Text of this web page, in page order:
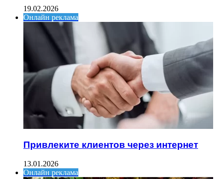
19.02.2026
Онлайн реклама
Привлеките клиентов через интернет
13.01.2026
Онлайн реклама